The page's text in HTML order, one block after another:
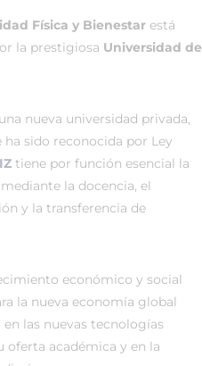
Física y Bienestar está
la prestigiosa Universidad de
nueva universidad privada,
sido reconocida por Ley
tiene por función esencial la
la docencia, el
y la transferencia de
económico y social
la nueva economía global
las nuevas tecnologías
académica y en la